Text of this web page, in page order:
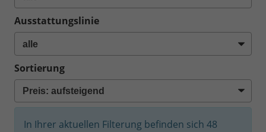
Ausstattungslinie
Sortierung
In Ihrer aktuellen Filterung befinden sich 48